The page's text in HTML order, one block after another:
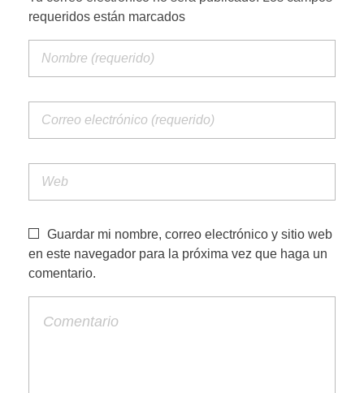
PORTFOLIO WEB
CONTACTA
requeridos están marcados
Guardar mi nombre, correo electrónico y sitio web
en este navegador para la próxima vez que haga un
comentario.